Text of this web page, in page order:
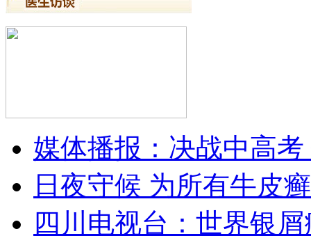
媒体播报：决战中高
日夜守候 为所有牛皮
四川电视台：世界银